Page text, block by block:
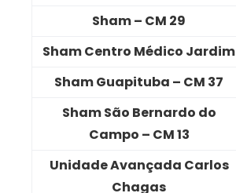
Sham – CM 29
Sham Centro Médico Jardim
Sham Guapituba – CM 37
Sham São Bernardo do
Campo – CM 13
Unidade Avançada Carlos
Chagas